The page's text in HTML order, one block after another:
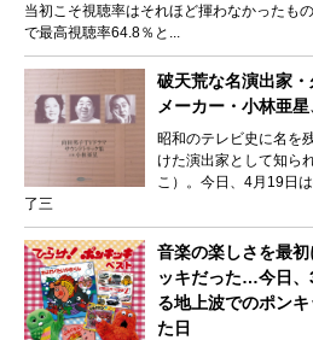
当初こそ視聴率はそれほど揮わなかったも
で最高視聴率64.8％と...
破天荒な名演出家
メーカー・小林亜
昭和のテレビ史に名を
けた演出家として知ら
こ）。今日、4月19日
了三
音楽の楽しさを最
ッキだった…今日、
る地上波でのポン
た日